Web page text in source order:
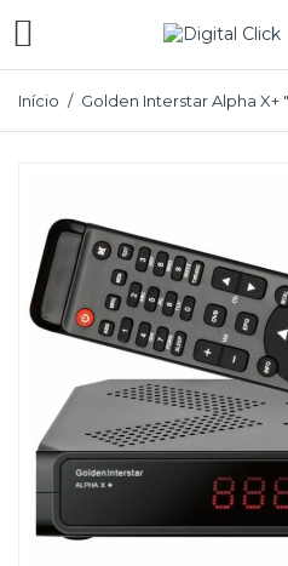

Início Golden Interstar Alpha X+